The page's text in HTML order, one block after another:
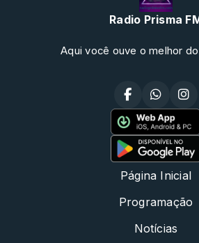
Radio Prisma
Aqui você ouve o melhor
Página Inicial
Programação
Notícias